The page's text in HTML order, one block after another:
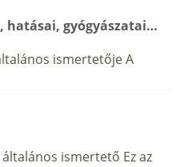
hatásai, gyógyászatai…
ismertetője A
ismertető Ez az